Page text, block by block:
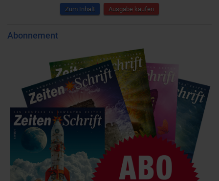
Zum Inhalt Ausgabe kaufen
Abonnement